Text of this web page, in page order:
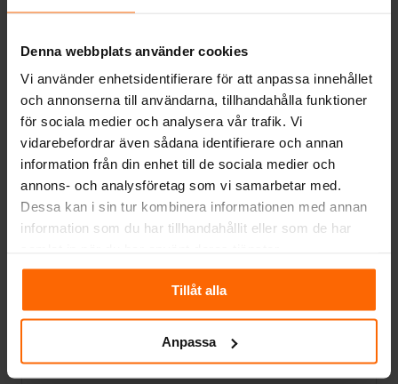
Denna webbplats använder cookies
Vi använder enhetsidentifierare för att anpassa innehållet
och annonserna till användarna, tillhandahålla funktioner
för sociala medier och analysera vår trafik. Vi
vidarebefordrar även sådana identifierare och annan
information från din enhet till de sociala medier och
annons- och analysföretag som vi samarbetar med.
Dessa kan i sin tur kombinera informationen med annan
information som du har tillhandahållit eller som de har
Tillåt alla
Anpassa
kvalitet kommer att hålla i många år.
Satsa på säkerhet
Produktionsprocessen för etanoleldstäder
övervakas av TÜV Rheinland Poland –
etanoleldstaden har ett tyskt TÜV-
säkerhetscertifikat. Den TÜV-certifierade
behållaren har en extra specialkammare
som förhindrar att bränsle spills ut vid
absorberande insats placerat i mitten av
behållaren minskar bränsleförbrukningen
och förhindrar spillande biobränsle till följd
av lutning av apparaten.